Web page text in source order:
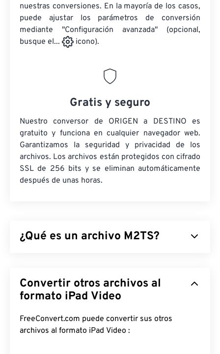
nuestras conversiones. En la mayoría de los casos,
puede ajustar los parámetros de conversión
mediante "Configuración avanzada" (opcional,
busque el...
icono).
Gratis y seguro
Nuestro conversor de ORIGEN a DESTINO es
gratuito y funciona en cualquier navegador web.
Garantizamos la seguridad y privacidad de los
archivos. Los archivos están protegidos con cifrado
SSL de 256 bits y se eliminan automáticamente
después de unas horas.
¿Qué es un archivo M2TS?
de Alta Definición). Es un tipo de archivo de vídeo y
película digital propietario que suele contener
doméstico. También admite la transmisión de
contenido por internet.
Convertir otros archivos al
formato iPad Video
FreeConvert.com puede convertir sus otros
archivos al formato iPad Video :